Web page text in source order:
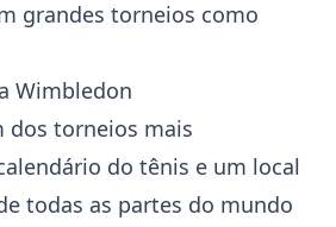
grandes torneios como
Wimbledon
dos torneios mais
do tênis e um local
todas as partes do mundo